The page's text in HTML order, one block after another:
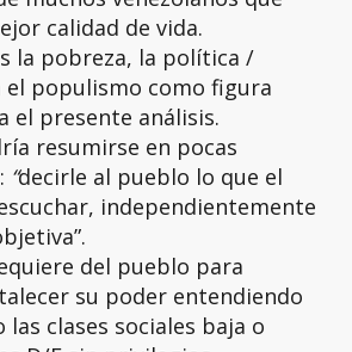
calidad de vida.
la pobreza, la política /
populismo como figura
el presente análisis.
resumirse en pocas
“decirle al pueblo lo que el
independientemente
del pueblo para
su poder entendiendo
clases sociales baja o